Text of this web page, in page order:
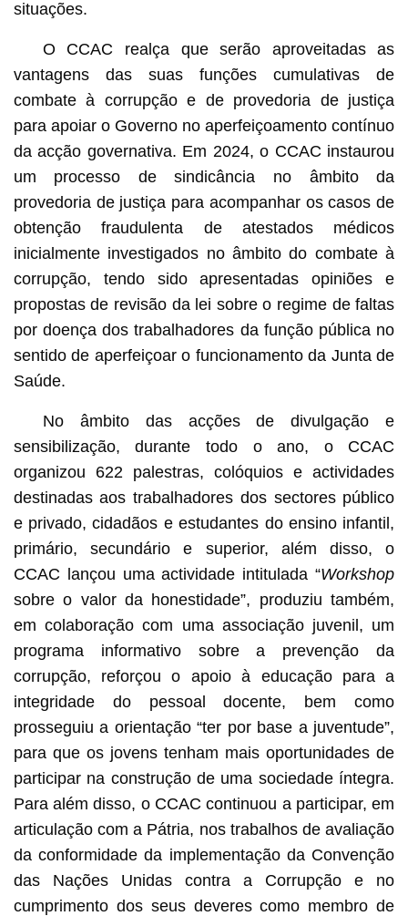
situações.
O CCAC realça que serão aproveitadas as
vantagens das suas funções cumulativas de
combate à corrupção e de provedoria de justiça
para apoiar o Governo no aperfeiçoamento contínuo
da acção governativa. Em 2024, o CCAC instaurou
um processo de sindicância no âmbito da
provedoria de justiça para acompanhar os casos de
obtenção fraudulenta de atestados médicos
inicialmente investigados no âmbito do combate à
corrupção, tendo sido apresentadas opiniões e
propostas de revisão da lei sobre o regime de faltas
por doença dos trabalhadores da função pública no
sentido de aperfeiçoar o funcionamento da Junta de
Saúde.
No âmbito das acções de divulgação e
sensibilização, durante todo o ano, o CCAC
organizou 622 palestras, colóquios e actividades
destinadas aos trabalhadores dos sectores público
e privado, cidadãos e estudantes do ensino infantil,
primário, secundário e superior, além disso, o
CCAC lançou uma actividade intitulada “Workshop
sobre o valor da honestidade”, produziu também,
em colaboração com uma associação juvenil, um
programa informativo sobre a prevenção da
corrupção, reforçou o apoio à educação para a
integridade do pessoal docente, bem como
prosseguiu a orientação “ter por base a juventude”,
para que os jovens tenham mais oportunidades de
participar na construção de uma sociedade íntegra.
Para além disso, o CCAC continuou a participar, em
articulação com a Pátria, nos trabalhos de avaliação
da conformidade da implementação da Convenção
das Nações Unidas contra a Corrupção e no
cumprimento dos seus deveres como membro de